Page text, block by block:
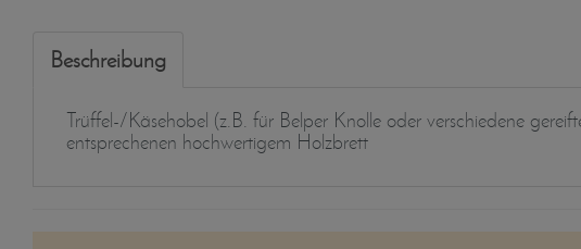
Beschreibung
Trüffel-/Käsehobel (z.B. für Belper Knolle oder verschiedene
entsprechenen hochwertigem Holzbrett